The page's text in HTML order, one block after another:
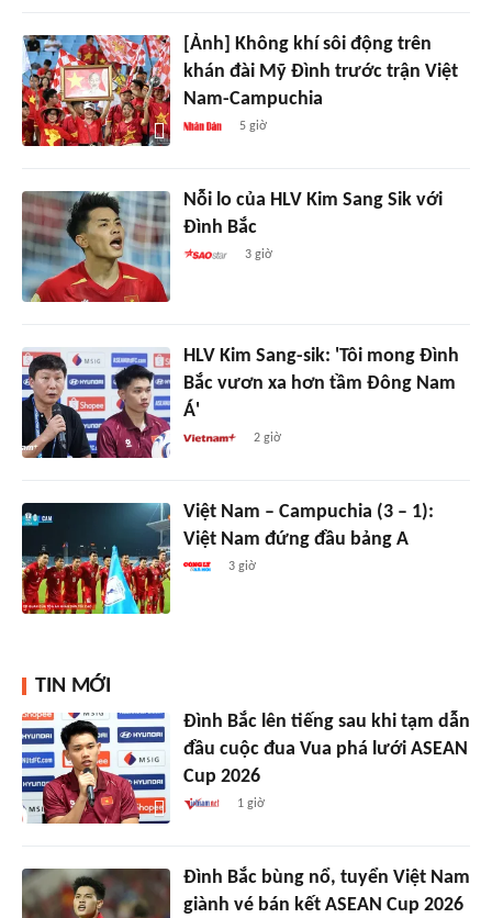
[Ảnh] Không khí sôi động trên
khán đài Mỹ Đình trước trận Việt
Nam-Campuchia
5 giờ
Nỗi lo của HLV Kim Sang Sik với
Đình Bắc
3 giờ
HLV Kim Sang-sik: 'Tôi mong Đình
Bắc vươn xa hơn tầm Đông Nam
Á'
2 giờ
Việt Nam – Campuchia (3 – 1):
Việt Nam đứng đầu bảng A
3 giờ
TIN MỚI
Đình Bắc lên tiếng sau khi tạm dẫn
đầu cuộc đua Vua phá lưới ASEAN
Cup 2026
1 giờ
Đình Bắc bùng nổ, tuyển Việt Nam
giành vé bán kết ASEAN Cup 2026